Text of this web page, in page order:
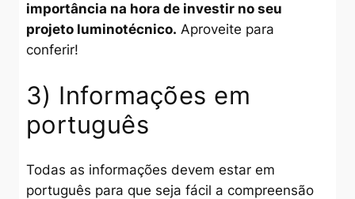
importância na hora de investir no seu
projeto luminotécnico. Aproveite para
conferir!
3) Informações em
português
Todas as informações devem estar em
português para que seja fácil a compreensão